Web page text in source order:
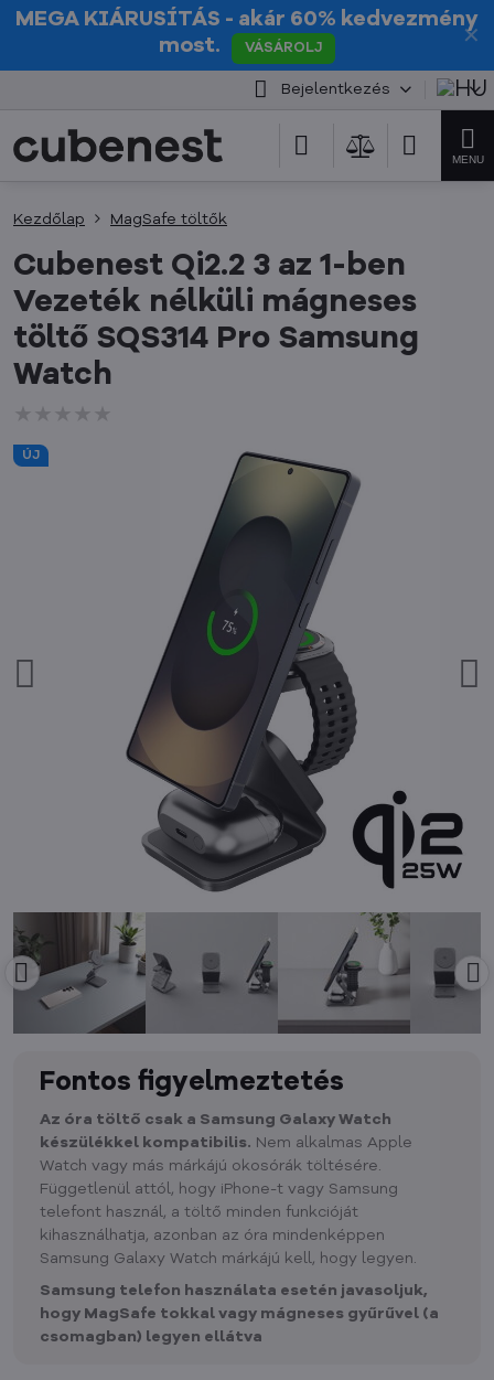
✕
MEGA KIÁRUSÍTÁS - akár 60% kedvezmény
most.
VÁSÁROLJ
Bejelentkezés
ÚJ
Kezdőlap MagSafe töltők
Cubenest Qi2.2 3 az 1-ben
Vezeték nélküli mágneses
töltő SQS314 Pro Samsung
Watch
Fontos figyelmeztetés
Az óra töltő csak a Samsung Galaxy Watch
készülékkel kompatibilis. Nem alkalmas Apple
Watch vagy más márkájú okosórák töltésére.
Függetlenül attól, hogy iPhone-t vagy Samsung
telefont használ, a töltő minden funkcióját
kihasználhatja, azonban az óra mindenképpen
Samsung Galaxy Watch márkájú kell, hogy legyen.
Samsung telefon használata esetén javasoljuk,
hogy MagSafe tokkal vagy mágneses gyűrűvel (a
csomagban) legyen ellátva